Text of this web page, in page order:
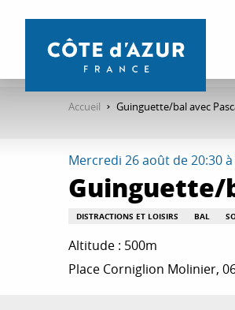
contenu
Accueil Guinguette/bal avec
Mercredi 26 août de 20:30 à
Guinguette/
DISTRACTIONS ET LOISIRS BAL
Altitude : 500m
Place Corniglion Molinier,